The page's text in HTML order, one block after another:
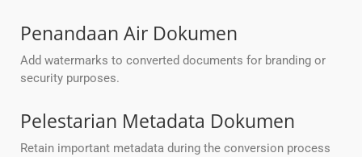
Penandaan Air Dokumen
Add watermarks to converted documents for branding or
security purposes.
Pelestarian Metadata Dokumen
Retain important metadata during the conversion process